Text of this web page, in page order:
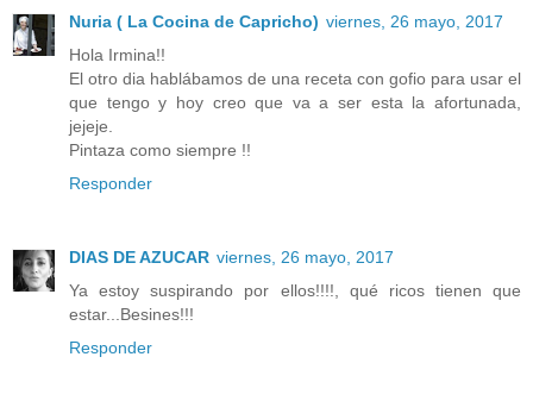
Nuria ( La Cocina de Capricho) viernes, 26 mayo, 2017
Hola Irmina!!
El otro dia hablábamos de una receta con gofio para usar el
que tengo y hoy creo que va a ser esta la afortunada,
jejeje.
Pintaza como siempre !!
Responder
DIAS DE AZUCAR viernes, 26 mayo, 2017
Ya estoy suspirando por ellos!!!!, qué ricos tienen que
estar...Besines!!!
Responder